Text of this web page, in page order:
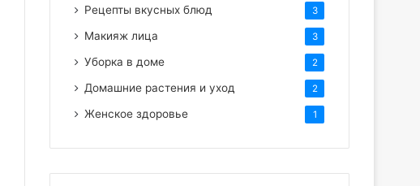
Рецепты вкусных блюд 3
Макияж лица 3
Уборка в доме 2
Домашние растения и уход 2
Женское здоровье 1